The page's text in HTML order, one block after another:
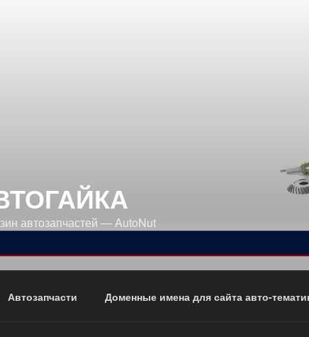
автозапчастей — AutoNut
Автозапчасти Доменные имена для сайта авто-